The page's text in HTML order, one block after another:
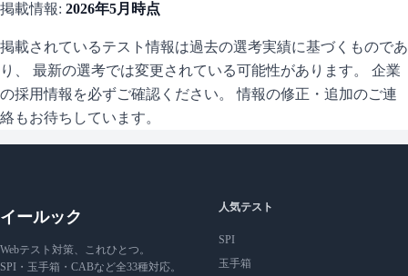
掲載情報: 2026年5月 時点
掲載されているテスト情報は過去の選考実績に基づくものであ
り、 最新の選考では変更されている可能性があります。 企業
の採用情報を必ずご確認ください。 情報の修正・追加のご連
絡もお待ちしています。
イールック
Webテスト対策、これひとつ。
SPI・玉手箱・CABなど全33種対応。
人気テスト
SPI
玉手箱